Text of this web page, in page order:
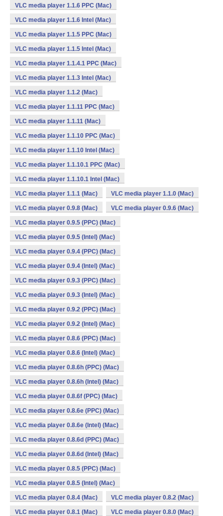
VLC media player 1.1.6 PPC (Mac)
VLC media player 1.1.6 Intel (Mac)
VLC media player 1.1.5 PPC (Mac)
VLC media player 1.1.5 Intel (Mac)
VLC media player 1.1.4.1 PPC (Mac)
VLC media player 1.1.3 Intel (Mac)
VLC media player 1.1.2 (Mac)
VLC media player 1.1.11 PPC (Mac)
VLC media player 1.1.11 (Mac)
VLC media player 1.1.10 PPC (Mac)
VLC media player 1.1.10 Intel (Mac)
VLC media player 1.1.10.1 PPC (Mac)
VLC media player 1.1.10.1 Intel (Mac)
VLC media player 1.1.1 (Mac) VLC media player 1.1.0 (Mac)
VLC media player 0.9.8 (Mac) VLC media player 0.9.6 (Mac)
VLC media player 0.9.5 (PPC) (Mac)
VLC media player 0.9.5 (Intel) (Mac)
VLC media player 0.9.4 (PPC) (Mac)
VLC media player 0.9.4 (Intel) (Mac)
VLC media player 0.9.3 (PPC) (Mac)
VLC media player 0.9.3 (Intel) (Mac)
VLC media player 0.9.2 (PPC) (Mac)
VLC media player 0.9.2 (Intel) (Mac)
VLC media player 0.8.6 (PPC) (Mac)
VLC media player 0.8.6 (Intel) (Mac)
VLC media player 0.8.6h (PPC) (Mac)
VLC media player 0.8.6h (Intel) (Mac)
VLC media player 0.8.6f (PPC) (Mac)
VLC media player 0.8.6e (PPC) (Mac)
VLC media player 0.8.6e (Intel) (Mac)
VLC media player 0.8.6d (PPC) (Mac)
VLC media player 0.8.6d (Intel) (Mac)
VLC media player 0.8.5 (PPC) (Mac)
VLC media player 0.8.5 (Intel) (Mac)
VLC media player 0.8.4 (Mac) VLC media player 0.8.2 (Mac)
VLC media player 0.8.1 (Mac) VLC media player 0.8.0 (Mac)